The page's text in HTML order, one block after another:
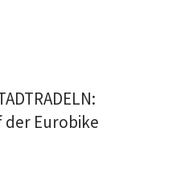
der Eurobike